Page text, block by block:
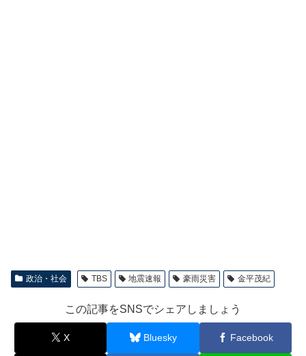
政治・社会 TBS 地震速報 豪雨災害 金平茂紀
この記事をSNSでシェアしましょう
X Bluesky Facebook